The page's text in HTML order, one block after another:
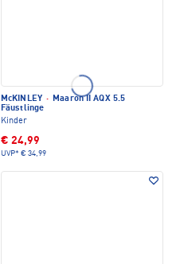
McKINLEY · Maaron II AQX 5.5
Fäustlinge
Kinder
€ 24,99
UVP* € 34,99